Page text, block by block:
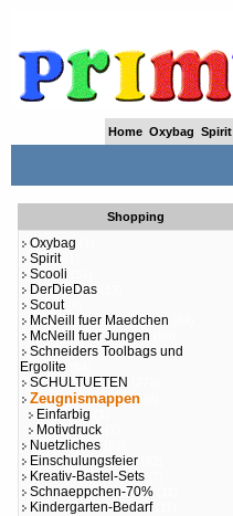
Home Oxybag Spirit
Shopping
Oxybag
Spirit(1)
Scooli
DerDieDas
Scout(6)
McNeill fuer Maedchen
McNeill fuer Jungen
Schneiders Toolbags und
Ergolite
SCHULTUETEN
Zeugnismappen
Einfarbig
Motivdruck
Nuetzliches
Einschulungsfeier
Kreativ-Bastel-Sets
Schnaeppchen-70%
Kindergarten-Bedarf(11)